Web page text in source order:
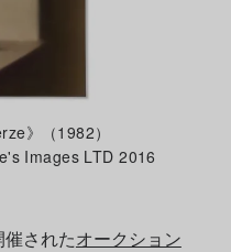
》（1982）
Images LTD 2016
されたオークション